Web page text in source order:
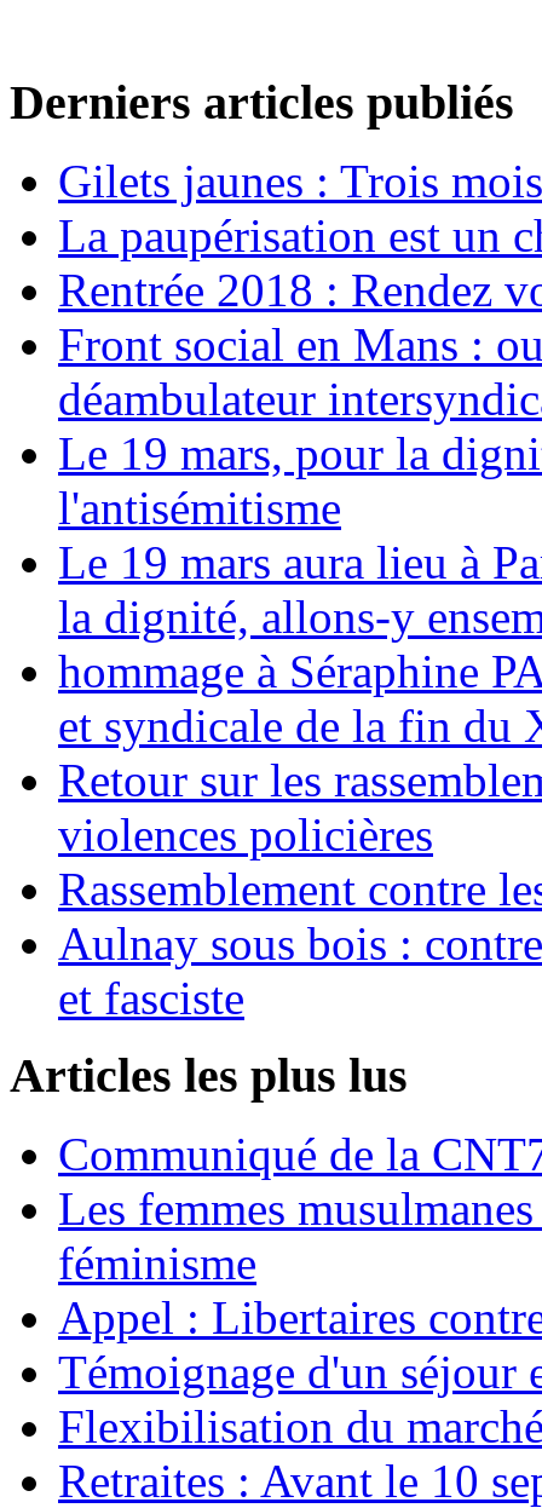
Derniers articles publiés
Gilets jaunes : Trois
La paupérisation est un
Rentrée 2018 : Rendez
Front social en Mans :
déambulateur
Le 19 mars, pour la
l'antisémitisme
Le 19 mars aura lieu à
la dignité, allons-y
hommage à Séraphine
et syndicale de la fin du
Retour sur les
violences policières
Rassemblement contre
Aulnay sous bois :
et fasciste
Articles les plus lus
Communiqué de la
Les femmes
féminisme
Appel : Libertaires
Témoignage d'un séjour
Flexibilisation du
Retraites : Avant le 10